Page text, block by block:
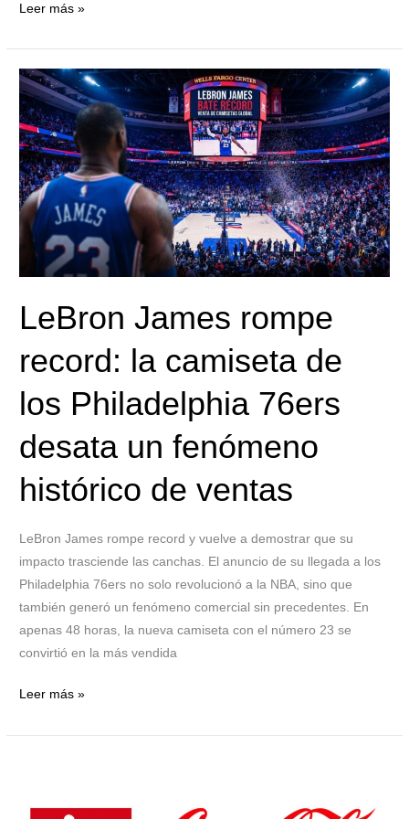
Leer más »
LeBron James rompe
record: la camiseta de
los Philadelphia 76ers
desata un fenómeno
histórico de ventas
LeBron James rompe record y vuelve a demostrar que su
impacto trasciende las canchas. El anuncio de su llegada a los
Philadelphia 76ers no solo revolucionó a la NBA, sino que
también generó un fenómeno comercial sin precedentes. En
apenas 48 horas, la nueva camiseta con el número 23 se
convirtió en la más vendida
LeBron
James
rompe
record:
la
camiseta
de
los
Philadelphia
desata
un
fenómeno
histórico
de
Leer más »